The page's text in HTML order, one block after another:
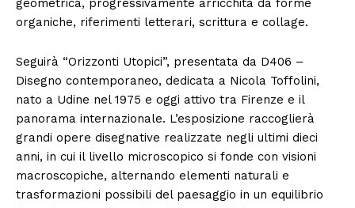
geometrica, progressivamente arricchita da forme
organiche, riferimenti letterari, scrittura e collage.
Seguirà “Orizzonti Utopici”, presentata da D406 –
Disegno contemporaneo, dedicata a Nicola Toffolini,
nato a Udine nel 1975 e oggi attivo tra Firenze e il
panorama internazionale. L’esposizione raccoglierà
grandi opere disegnative realizzate negli ultimi dieci
anni, in cui il livello microscopico si fonde con visioni
macroscopiche, alternando elementi naturali e
trasformazioni possibili del paesaggio in un equilibrio